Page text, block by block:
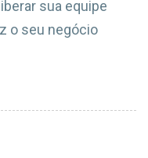
sua equipe
o seu negócio